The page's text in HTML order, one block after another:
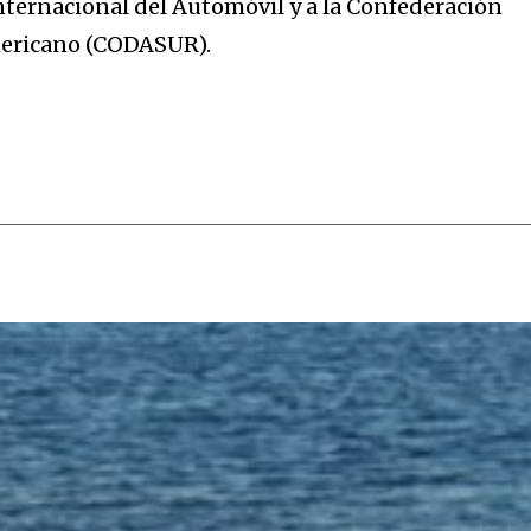
del Automóvil y a la Confederación
(CODASUR).